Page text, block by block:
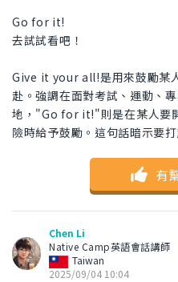
Go for it!
去試試看吧！
Give it your all!是用來鼓勵某
赴。強調在面對考試、運動、
地，"Go for it!"則是在某人要
險時給予鼓勵。這句話暗示要
有
Chen Li
Native Camp英語會話講師
Taiwan
2025/09/04 10:04